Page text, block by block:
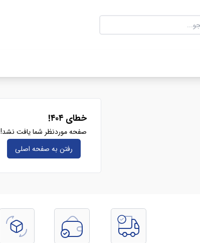
خطای ۴۰۴!
صفحه موردنظر شما یافت نشد!
رفتن به صفحه‌ اصلی